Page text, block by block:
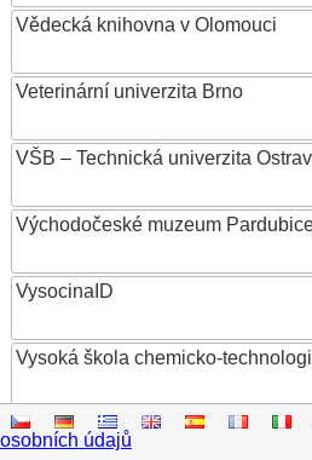
Vědecká knihovna v Olomouci
Veterinární univerzita Brno
VŠB – Technická univerzita
Východočeské muzeum
VysocinaID
Vysoká škola chemicko-
Vysoká škola ekonomická v Praze
osobních údajů